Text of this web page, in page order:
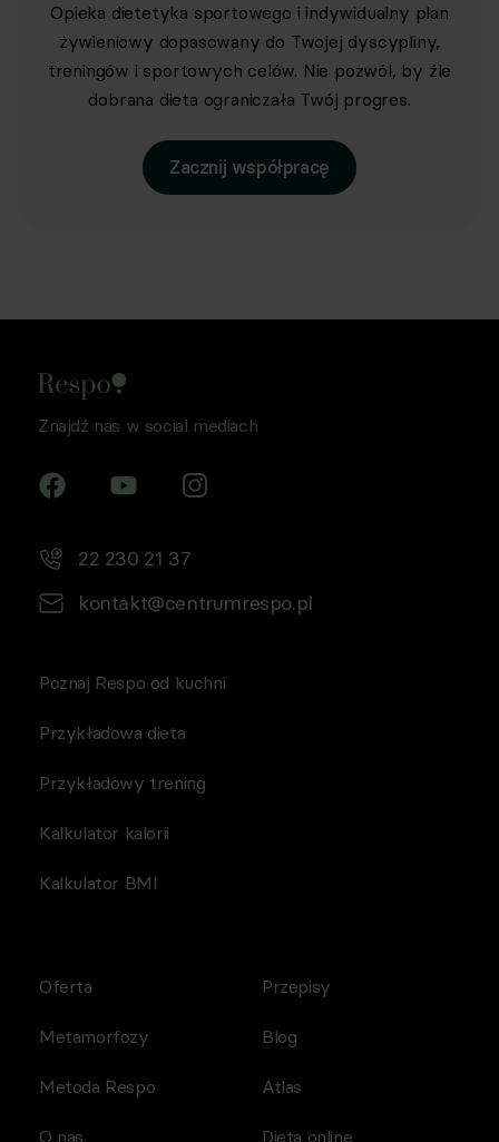
Opieka dietetyka sportowego i indywidualny plan
żywieniowy dopasowany do Twojej dyscypliny,
treningów i sportowych celów. Nie pozwól, by źle
dobrana dieta ograniczała Twój progres.
Zacznij współpracę
Znajdź nas w social mediach
22 230 21 37
kontakt@centrumrespo.pl
Poznaj Respo od kuchni
Przykładowa dieta
Przykładowy trening
Kalkulator kalorii
Kalkulator BMI
Oferta
Metamorfozy
Metoda Respo
O nas
Przepisy
Blog
Atlas
Dieta online